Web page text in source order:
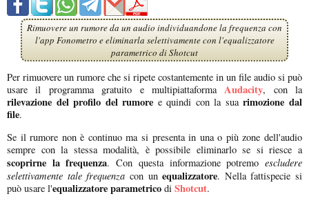
Rimuovere un rumore da un audio individuandone la frequenza con
l'app Fonometro e eliminarla selettivamente con l'equalizzatore
parametrico di Shotcut
Per rimuovere un rumore che si ripete costantemente in un file audio si può
usare il programma gratuito e multipiattaforma Audacity, con la
rilevazione del profilo del rumore e quindi con la suarimozione dal
file.
Se il rumore non è continuo ma si presenta in una o più zone dell'audio
sempre con la stessa modalità, è possibile eliminarlo se si riesce a
scoprirne la frequenza. Con questa informazione potremo escludere
selettivamente tale frequenza con unequalizzatore. Nella fattispecie si
può usare l'equalizzatore parametrico di Shotcut.